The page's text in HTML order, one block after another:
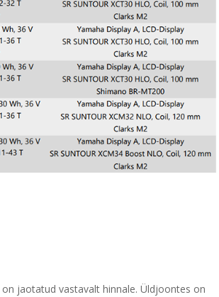
jaotatud vastavalt hinnale. Üldjoontes on